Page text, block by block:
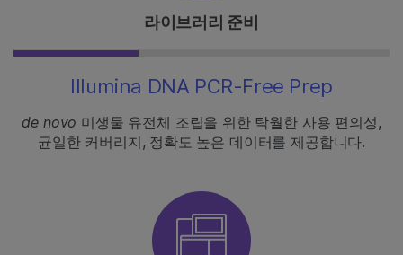
라이브러리 준비
Illumina DNA PCR-Free Prep
de novo 미생물 유전체 조립을 위한 탁월한 사용 편의성,
균일한 커버리지, 정확도 높은 데이터를 제공합니다.